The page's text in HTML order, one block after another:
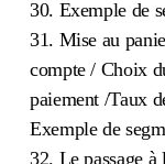
30. Exemple de
31. Mise au
compte / Choix
paiement /Taux
Exemple de
32. Le passage à